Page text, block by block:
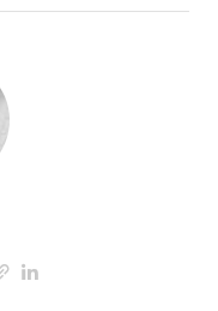
Opens new